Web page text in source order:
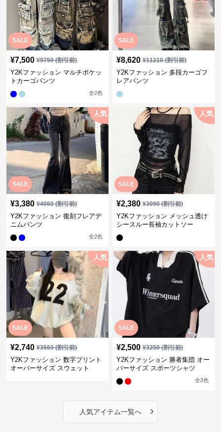
SALE
¥7,500 ¥9750(割引前)
Y2Kファッション マルチポケッ
トカーゴパンツ
全2色
SALE
¥8,620 ¥11210(割引前)
Y2Kファッション 多段カーゴフ
レアパンツ
SALE
人気
¥3,380 ¥4060(割引前)
Y2Kファッション 復刻フレアデ
ニムパンツ
全2色
SALE
人気
¥2,380 ¥3090(割引前)
Y2Kファッション メッシュ透け
シースルー長袖カットソー
SALE
人気
¥2,740 ¥3560(割引前)
Y2Kファッション 数字プリント
オーバーサイズ スウェット
SALE
人気
¥2,500 ¥3250(割引前)
Y2Kファッション 勝者集団 オー
バーサイズ スポーツシャツ
全2色
人気アイテム一覧へ ›